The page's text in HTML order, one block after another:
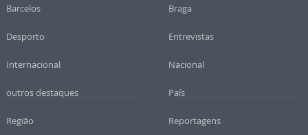
Barcelos Braga
Desporto Entrevistas
Internacional Nacional
outros destaques País
Região Reportagens